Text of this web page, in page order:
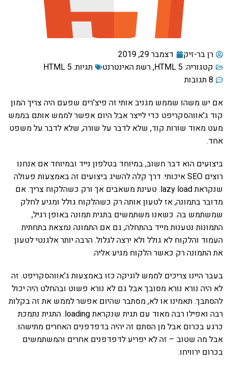
רן בר-זיק
דצמבר 29, 2019
קטגוריה:HTML 5
,רשת האינטרנט תגיות:HTML 5
8 תגובות
אם יש משהו שממש מגניב אותי זה פיצ'רים שפעם היה צריך המון
קוד ג'אווהסקריפט כדי לייצר אבל היום אפשר לממש אותם בממש
מעט מאוד שורות קוד, שלא לדבר על שורה, שלא לדבר על משפט
אחד.
ביצועים הוא דבר חשוב, במיוחד בטלפון נייד ובמיוחד אם אנחנו
רוצים SEO איכותי. דרך קלה להשיג ביצועים זה באמצעות פעולה
שנקראת lazy load. טעינת משאבים אך ורק כשהלקוח צריך. אם
מדובר בתמונה, אז לטעון אותה רק כשהלקוח גולל ומגיע לחלק
שמשתמש בה. כשאנו משתמשים בתגית תמונה באופן רגיל,
התמונות נטענות מייד בהתחלה, גם אם התמונה נמצאת בתחתית
העמוד והלקוח לא גולל ולא ירצה לגלול. הרבה יותר אלגנטי לטעון
את התמונה רק כאשר הלקוח מגיע אליה.
בעבר היינו צריכים לממש לוגיקה כזו באמצעות ג'אווהסקריפט. זה
לא היה נורא נורא מסובך אבל גם לא נורא פשוט ובהחלט היה יכול
להסתבך. תאמינו או לא, מסתבר שהיום אפשר לממש את זה בקלות
רבה ואפילו רבה מאוד עם תגית שנקראת loading. התגית נתמכת
כרגע בכרום אבל מן הסתם זה יהיה בדפדפנים האחרים מתישהו.
אבל מה שטוב – זה לא יפריע לדפדפנים אחרים והמשתמשים
בכרום ירוויחו.